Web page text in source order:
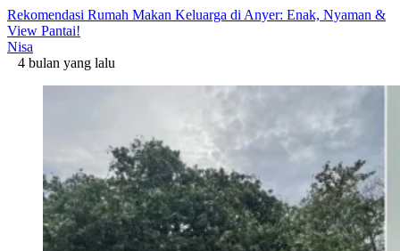
Rekomendasi Rumah Makan Keluarga di Anyer: Enak, Nyaman &
View Pantai!
Nisa
4 bulan yang lalu